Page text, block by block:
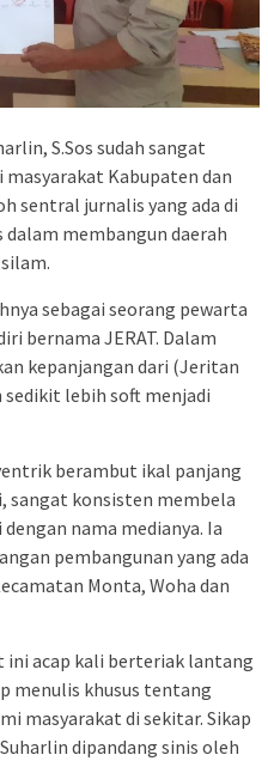
S.Sos sudah sangat
Kabupaten dan
sentral jurnalis yang ada di
membangun daerah
sebagai seorang pewarta
bernama JERAT. Dalam
kepanjangan dari (Jeritan
sedikit lebih soft menjadi
berambut ikal panjang
sangat konsisten membela
nama medianya. Ia
pembangunan yang ada
Monta, Woha dan
ini acap kali berteriak lantang
menulis khusus tentang
masyarakat di sekitar. Sikap
dipandang sinis oleh